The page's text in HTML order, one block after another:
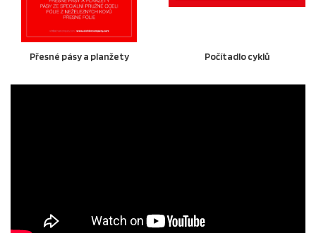
Přesné pásy a planžety Počítadlo cyklů